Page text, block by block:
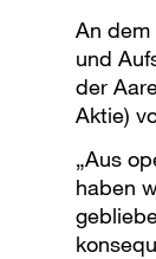
An dem
und
der
Aktie)
„Aus
haben